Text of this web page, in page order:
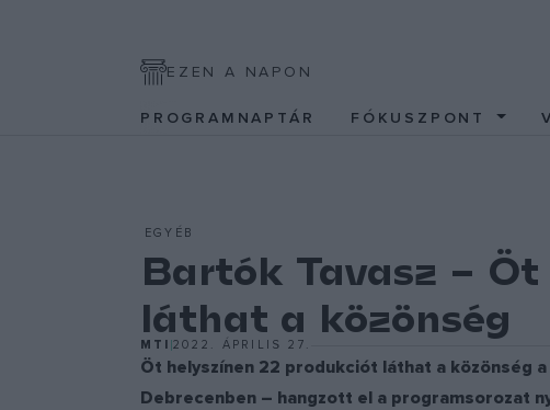
EZEN A NAPON
PROGRAMNAPTÁR FÓKUSZPONT
EGYÉB
Bartók Tavasz –
láthat a közönség
MTI 2022. ÁPRILIS 27.
Öt helyszínen 22 produkciót láthat a közönség
Debrecenben – hangzott el a programsorozat